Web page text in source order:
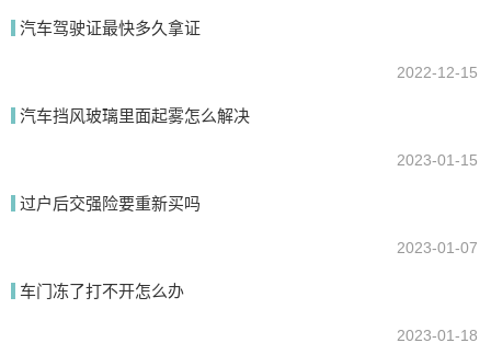
汽车驾驶证最快多久拿证
2022-12-15
汽车挡风玻璃里面起雾怎么解决
2023-01-15
过户后交强险要重新买吗
2023-01-07
车门冻了打不开怎么办
2023-01-18